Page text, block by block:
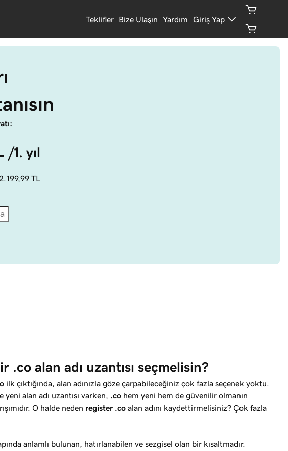
Teklifler Bize Ulaşın Yardım Giriş Yap
/1. yıl
TL
.co alan adı uzantısı seçmelisin?
ilk çıktığında, alan adınızla göze çarpabileceğiniz çok fazla seçenek yoktu.
yeni alan adı uzantısı varken,
.co hem yeni hem de güvenilir olmanın
O halde neden register .co alan adını kaydettirmelisiniz? Çok fazla
anlamlı bulunan, hatırlanabilen ve sezgisel olan bir kısaltmadır.